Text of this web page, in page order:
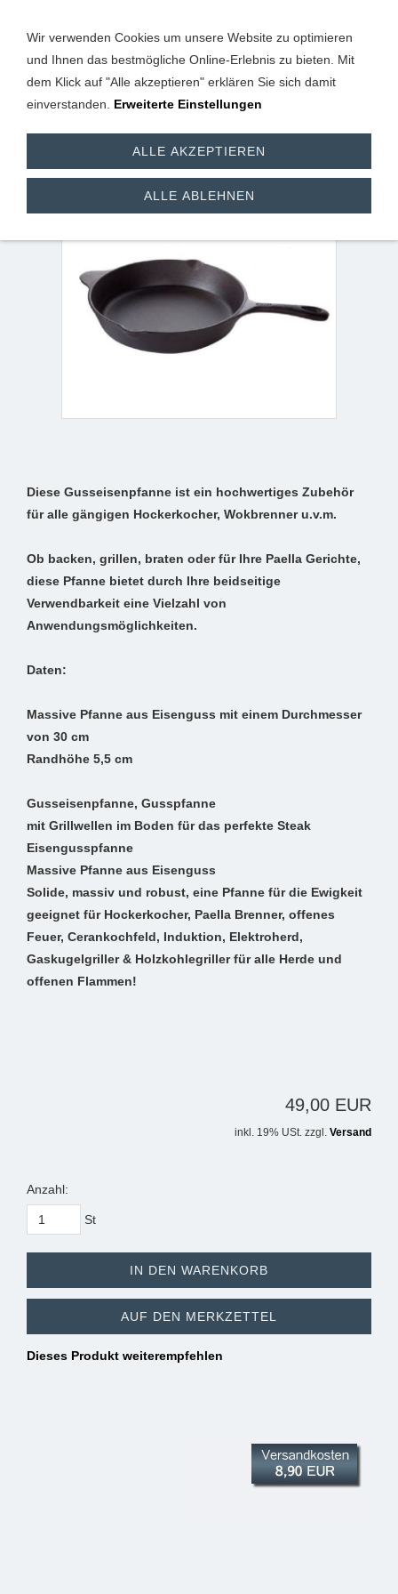
Pfanne aus Gusseisen
30 cm mit 5,5 cm Rand
Diese Gusseisenpfanne ist ein hochwertiges Zubehör
für alle gängigen Hockerkocher, Wokbrenner u.v.m.
Ob backen, grillen, braten oder für Ihre Paella Gerichte,
diese Pfanne bietet durch Ihre beidseitige
Verwendbarkeit eine Vielzahl von
Anwendungsmöglichkeiten.
Daten:
Massive Pfanne aus Eisenguss mit einem Durchmesser
von 30 cm
Randhöhe 5,5 cm
Gusseisenpfanne, Gusspfanne
mit Grillwellen im Boden für das perfekte Steak
Eisengusspfanne
Massive Pfanne aus Eisenguss
Solide, massiv und robust, eine Pfanne für die Ewigkeit
geeignet für Hockerkocher, Paella Brenner, offenes
Feuer, Cerankochfeld, Induktion, Elektroherd,
Gaskugelgriller & Holzkohlegriller für alle Herde und
offenen Flammen!
49,00 EUR
inkl. 19% USt. zzgl. Versand
Anzahl:
St
IN DEN WARENKORB
AUF DEN MERKZETTEL
Dieses Produkt weiterempfehlen
Wir verwenden Cookies um unsere Website zu optimieren
und Ihnen das bestmögliche Online-Erlebnis zu bieten. Mit
dem Klick auf "Alle akzeptieren" erklären Sie sich damit
einverstanden. Erweiterte Einstellungen
ALLE AKZEPTIEREN
ALLE ABLEHNEN